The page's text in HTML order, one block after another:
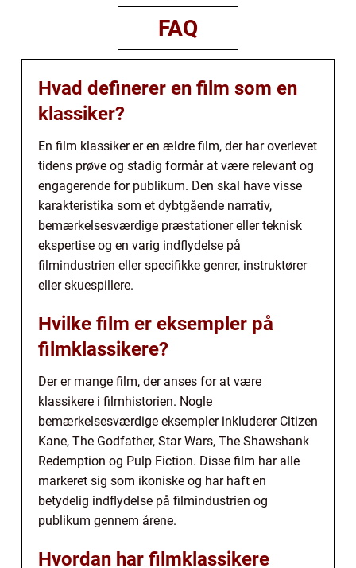
FAQ
Hvad definerer en film som en
klassiker?
En film klassiker er en ældre film, der har overlevet
tidens prøve og stadig formår at være relevant og
engagerende for publikum. Den skal have visse
karakteristika som et dybtgående narrativ,
bemærkelsesværdige præstationer eller teknisk
ekspertise og en varig indflydelse på
filmindustrien eller specifikke genrer, instruktører
eller skuespillere.
Hvilke film er eksempler på
filmklassikere?
Der er mange film, der anses for at være
klassikere i filmhistorien. Nogle
bemærkelsesværdige eksempler inkluderer Citizen
Kane, The Godfather, Star Wars, The Shawshank
Redemption og Pulp Fiction. Disse film har alle
markeret sig som ikoniske og har haft en
betydelig indflydelse på filmindustrien og
publikum gennem årene.
Hvordan har filmklassikere